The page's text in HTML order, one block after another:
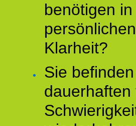
benötigen
Klarheit?
Sie
dauerhaften